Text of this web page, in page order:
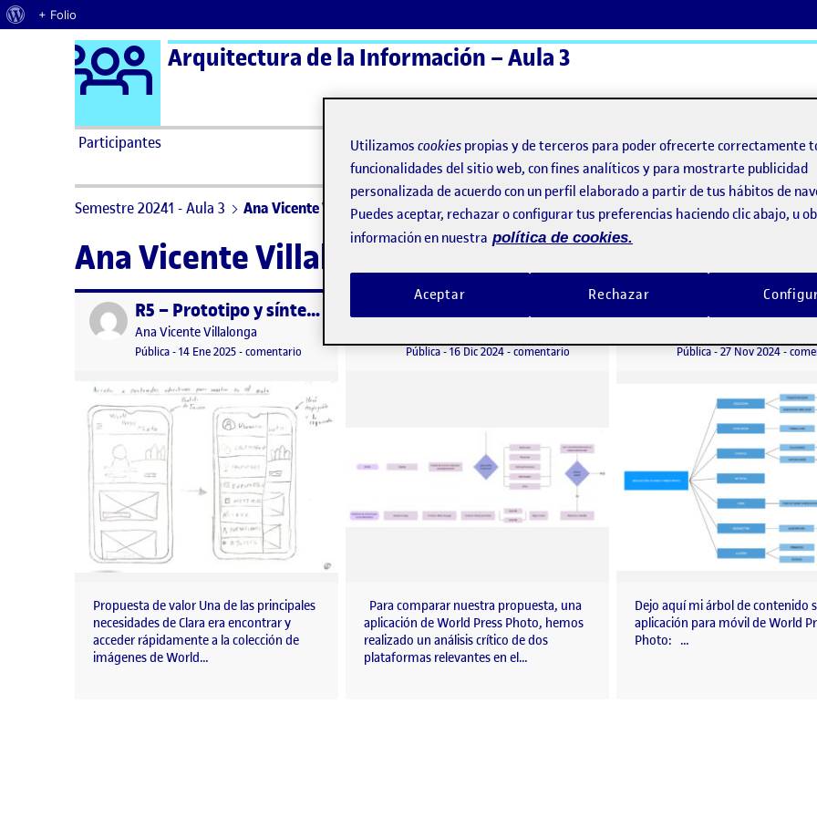
Acerca de WordPress
+ Folio
Saltar al contenido Logo Ágora
Arquitectura de la Información – Aula 3
Participantes ActiFolios
Semestre 20241 - Aula 3 Ana Vicente Villalonga
Ana Vicente Villalonga
Publicado por R5 – Prototipo y síntesis del proyecto
Publicado por
Ana Vicente Villalonga
Visibilidad:
Pública-Fecha de publicación
14 Ene 2025-comentario en R5 – Prototipo y síntesis del proyecto
Propuesta de valor Una de las principales
necesidades de Clara era encontrar y
acceder rápidamente a la colección de
imágenes de World…
R4 – REFERENCIAS Y ANÁLISIS CRÍTICO
Visibilidad:
Pública-Fecha de publicación
16 Dic 202416 diciembre, 2024 8:40 pm
-comentarioen R4 – REFERENCIAS Y ANÁLISIS CRÍTICO
Para comparar nuestra propuesta, una
aplicación de World Press Photo, hemos
realizado un análisis crítico de dos
plataformas relevantes en el…
R3 – Árbol de
Visibilidad:
Pública-Fecha de
27 Nov 202427
-
Dejo aquí mi árbol de contenido
aplicación para móvil de World
Photo: …
Utilizamos cookies propias y de terceros para poder ofrecerte correctamente
funcionalidades del sitio web, con fines analíticos y para mostrarte publicidad
personalizada de acuerdo con un perfil elaborado a partir de tus hábitos de
Puedes aceptar, rechazar o configurar tus preferencias haciendo clic abajo, u
información en nuestra política de cookies.
Rechazar
Aceptar